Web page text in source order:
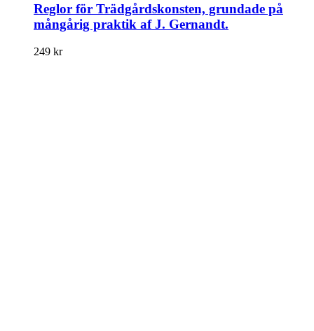
Reglor för Trädgårdskonsten, grundade på
mångårig praktik af J. Gernandt.
249 kr